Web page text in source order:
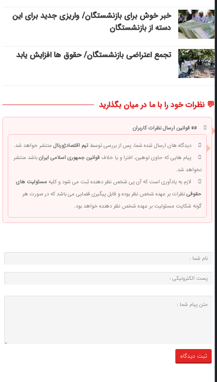
خبر خوش برای بازنشستگان/ واریزی جدید برای این
دسته از بازنشستگان
تجمع اعتراضی بازنشستگان/ حقوق ها افزایش یابد
💬 نظرات خود را با ما در میان بگذارید
📜 قوانین ارسال نظرات کاربران
دیدگاه های ارسال شده شما، پس از بررسی توسطتیم اقتصادژورنالمنتشر خواهد شد.
پیام هایی که حاوی توهین، افترا و یا خلافقوانین جمهوری اسلامی ایرانباشد منتشر
نخواهد شد.
لازم به یادآوری است که آی پی شخص نظر دهنده ثبت می شود و کلیهمسئولیت های
حقوقینظرات بر عهده شخص نظر بوده و قابل پیگیری قضایی می باشد که در صورت هر
گونه شکایت مسئولیت بر عهده شخص نظر دهنده خواهد بود.